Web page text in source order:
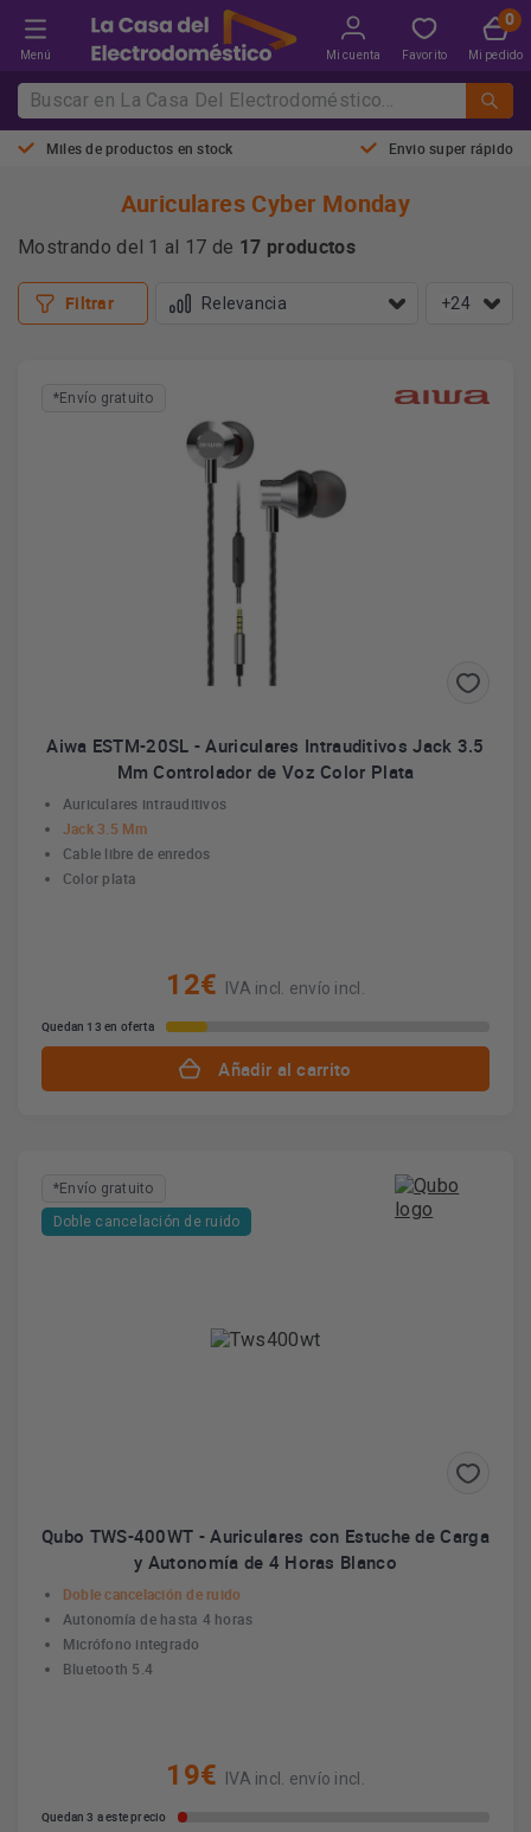
Menú Mi cuenta Favorito Mi pedido
Miles de productos en stock Envio super rápido
Auriculares Cyber Monday
Mostrando del 1 al 17 de 17 productos
Filtrar +24
*Envío gratuito
Aiwa ESTM-20SL - Auriculares Intrauditivos Jack 3.5
Mm Controlador de Voz Color Plata
Auriculares intrauditivos
Jack 3.5 Mm
Cable libre de enredos
Color plata
12€ IVA incl. envío incl.
Quedan 13 en oferta
Añadir al carrito
*Envío gratuito
Doble cancelación de ruido
Qubo TWS-400WT - Auriculares con Estuche de Carga
y Autonomía de 4 Horas Blanco
Doble cancelación de ruido
Autonomía de hasta 4 horas
Micrófono integrado
Bluetooth 5.4
19€ IVA incl. envío incl.
Quedan 3 a este precio